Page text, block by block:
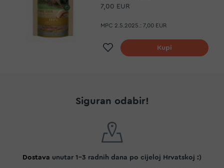
7,00 EUR
MPC 2.5.2025.: 7,00 EUR
Dodaj na listu želja
Kupi
Siguran odabir!
Dostava unutar 1-3 radnih dana po cijeloj Hrvatskoj :)